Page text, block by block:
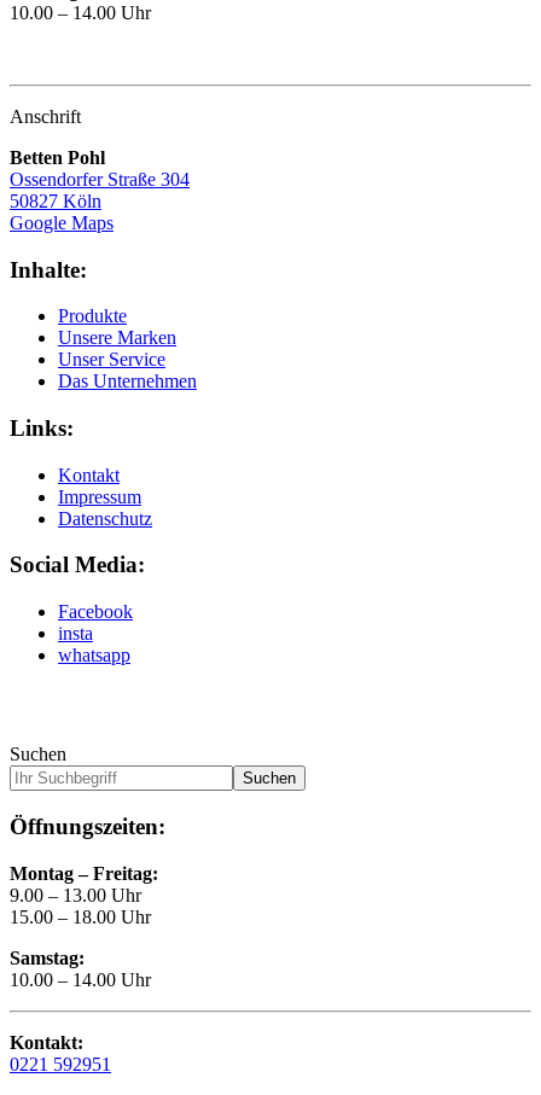
10.00 – 14.00 Uhr
Anschrift
Betten Pohl
Ossendorfer Straße 304
50827 Köln
Google Maps
Inhalte:
Produkte
Unsere Marken
Unser Service
Das Unternehmen
Links:
Kontakt
Impressum
Datenschutz
Social Media:
Facebook
insta
whatsapp
Suchen
Suchen
Öffnungszeiten:
Montag – Freitag:
9.00 – 13.00 Uhr
15.00 – 18.00 Uhr
Samstag:
10.00 – 14.00 Uhr
Kontakt:
0221 592951